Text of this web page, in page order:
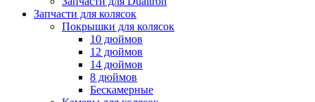
Запчасти для колясок
Покрышки для колясок
10 дюймов
12 дюймов
14 дюймов
8 дюймов
Бескамерные